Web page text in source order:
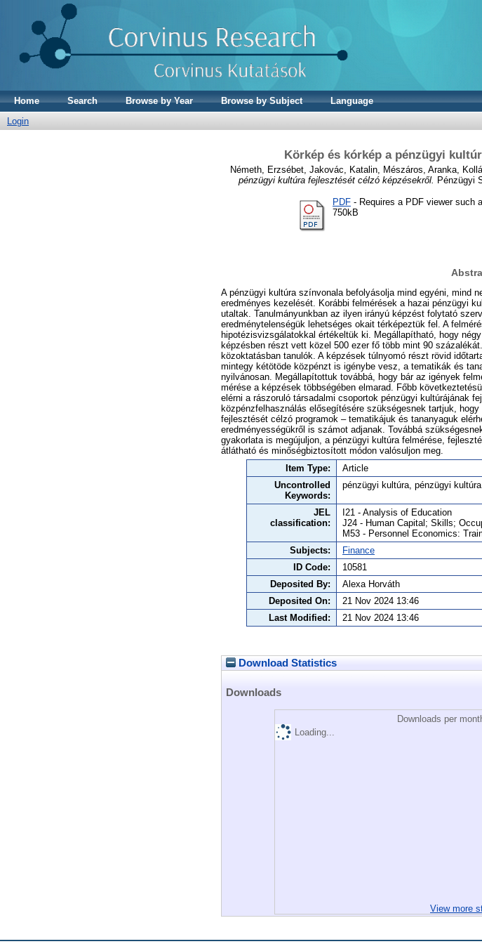
Home Search Browse by Year Browse by Subject
Language
Login
Körkép és kórkép a pénzügyi
Németh, Erzsébet Jakovác, Katalin Mészáros, Aranka
pénzügyi kultúra fejlesztését célzó képzésekről.
Pénzügyi
PDF - Requires a PDF viewer such
750kB
A pénzügyi kultúra színvonala befolyásolja mind egyéni, mind
eredményes kezelését. Korábbi felmérések a hazai pénzügyi
utaltak. Tanulmányunkban az ilyen irányú képzést folytató
eredménytelenségük lehetséges okait térképeztük fel. A
hipotézisvizsgálatokkal értékeltük ki. Megállapítható, hogy
képzésben részt vett közel 500 ezer fő több mint 90
közoktatásban tanulók. A képzések túlnyomó részt rövid
mintegy kétötöde közpénzt is igénybe vesz, a tematikák és
nyilvánosan. Megállapítottuk továbbá, hogy bár az igények
mérése a képzések többségében elmarad. Főbb
elérni a rászoruló társadalmi csoportok pénzügyi kultúrájának
közpénzfelhasználás elősegítésére szükségesnek tartjuk,
fejlesztését célzó programok – tematikájuk és tananyaguk
eredményességükről is számot adjanak. Továbbá
gyakorlata is megújuljon, a pénzügyi kultúra felmérése,
átlátható és minőségbiztosított módon valósuljon meg.
Item Type:
Article
Uncontrolled
Keywords:
pénzügyi kultúra, pénzügyi
JEL
classification:
I21 - Analysis of Education
J24 - Human Capital; Skills;
M53 - Personnel Economics:
Subjects:
Finance
ID Code:
10581
Deposited By:
Alexa Horváth
Deposited On:
21 Nov 2024 13:46
Last Modified:
21 Nov 2024 13:46
Download Statistics
Downloads
Downloads per
Loading...
View more